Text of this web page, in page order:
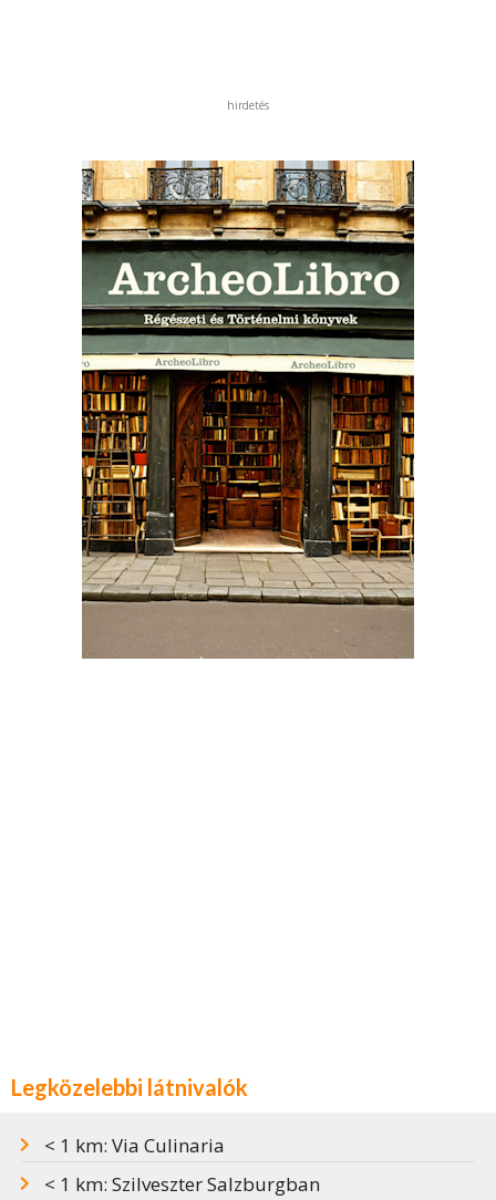
hirdetés
Legközelebbi látnivalók
< 1 km: Via Culinaria
< 1 km: Szilveszter Salzburgban